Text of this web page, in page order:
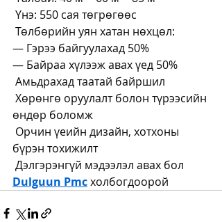
Үнэ: 550 сая төгрөгөөс
Төлбөрийн уян хатан нөхцөл:
— Гэрээ байгуулахад 50%
— Байраа хүлээж авах үед 50%
Амьдрахад таатай байршил
Хөрөнгө оруулалт болон түрээсийн
өндөр боломж
Орчин үеийн дизайн, хотхоны
бүрэн тохижилт
Дэлгэрэнгүй мэдээлэл авах бол
Dulguun Pmc холбогдоорой